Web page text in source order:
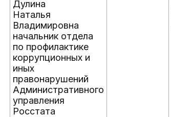
Дулина
Наталья
Владимировна
начальник отдела
по профилактике
коррупционных и
иных
правонарушений
Административного
управления
Росстата